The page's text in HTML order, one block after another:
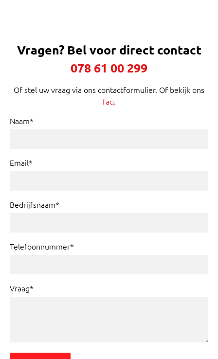
Vragen? Bel voor direct contact
078 61 00 299
Of stel uw vraag via ons contactformulier. Of bekijk ons
faq.
Naam*
Email*
Bedrijfsnaam*
Telefoonnummer*
Vraag*